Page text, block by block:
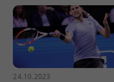
24.10.2023